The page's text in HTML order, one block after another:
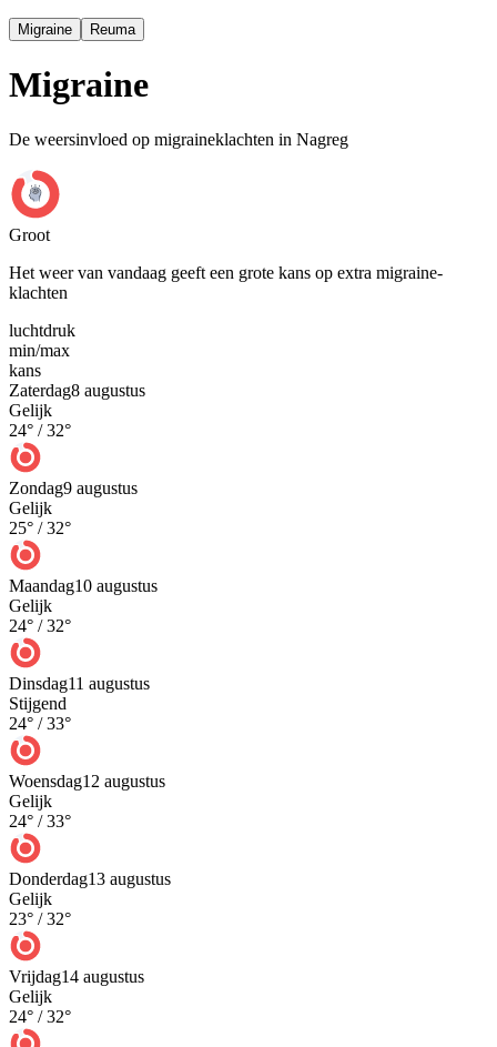
Migraine Reuma
Migraine
De weersinvloed op migraineklachten in Nagreg
Groot
Het weer van vandaag geeft een grote kans op extra migraine-
klachten
luchtdruk
min/max
kans
Zaterdag8 augustus
Gelijk
24° /32°
Zondag9 augustus
Gelijk
25° /32°
Maandag10 augustus
Gelijk
24° /32°
Dinsdag11 augustus
Stijgend
24° /33°
Woensdag12 augustus
Gelijk
24° /33°
Donderdag13 augustus
Gelijk
23° /32°
Vrijdag14 augustus
Gelijk
24° /32°